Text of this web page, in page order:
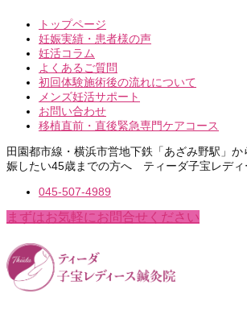
トップページ
妊娠実績・患者様の声
妊活コラム
よくあるご質問
初回体験施術後の流れについて
メンズ妊活サポート
お問い合わせ
移植直前・直後緊急専門ケアコース
田園都市線・横浜市営地下鉄「あざみ野駅」
娠したい45歳までの方へ ティーダ子宝レディ
045-507-4989
まずはお気軽にお問合せください